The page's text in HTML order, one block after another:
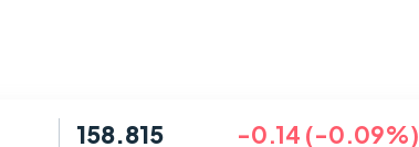
158.815 -0.14 (-0.09%)